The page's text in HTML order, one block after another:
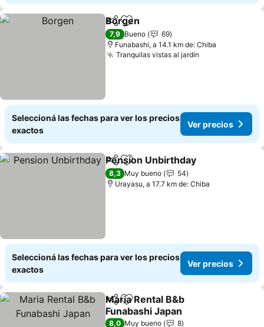
CompartirAñadir a favoritos
Borgen
7,9 Bueno
69
Funabashi, a 14.1 km de: Chiba
Tranquilas vistas al jardín
Seleccioná las fechas para ver los precios
exactos
Ver precios
CompartirAñadir a favoritos
Pension Unbirthday
8,3 Muy bueno
54
Urayasu, a 17.7 km de: Chiba
Seleccioná las fechas para ver los precios
exactos
Ver precios
CompartirAñadir a favoritos
Maria Rental B&b
Funabashi Japan
8,0 Muy bueno 8